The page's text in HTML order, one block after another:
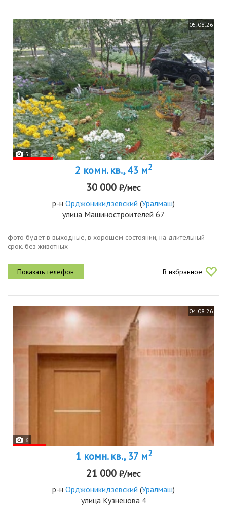
05.08.26
5
2 комн. кв., 43 м2
30 000 ₽/мес
р-н Орджоникидзевский (Уралмаш)
улица Машиностроителей 67
фото будет в выходные, в хорошем состоянии, на длительный
срок. без животных
В избранное
04.08.26
6
1 комн. кв., 37 м2
21 000 ₽/мес
р-н Орджоникидзевский (Уралмаш)
улица Кузнецова 4